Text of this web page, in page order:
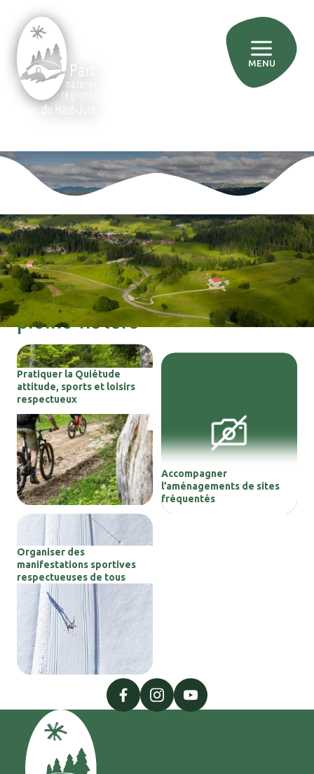
MENU
Accueil»Agir pour le territoire
Encourager l’éco-tourisme et des loisirs durables »
Accompagner les activités de pleine nature
Accompagner les activités de
pleine nature
Pratiquer la Quiétude
attitude, sports et loisirs
respectueux
Accompagner
l’aménagements de sites
fréquentés
Organiser des
manifestations sportives
respectueuses de tous
facebookinstagramyoutube